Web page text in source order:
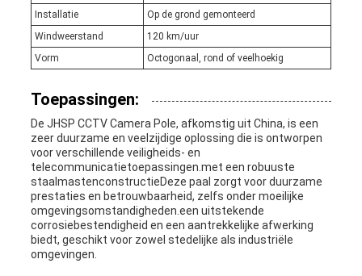
Installatie
Op de grond gemonteerd
Windweerstand
120 km/uur
Vorm
Octogonaal, rond of veelhoekig
Toepassingen:
De JHSP CCTV Camera Pole, afkomstig uit China, is een
zeer duurzame en veelzijdige oplossing die is ontworpen
voor verschillende veiligheids- en
telecommunicatietoepassingen.met een robuuste
staalmastenconstructieDeze paal zorgt voor duurzame
prestaties en betrouwbaarheid, zelfs onder moeilijke
omgevingsomstandigheden.een uitstekende
corrosiebestendigheid en een aantrekkelijke afwerking
biedt, geschikt voor zowel stedelijke als industriële
omgevingen.